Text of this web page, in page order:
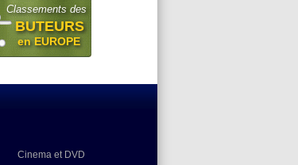
Classements des
BUTEURS
en EUROPE
Cinema et DVD